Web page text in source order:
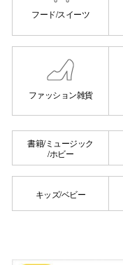
フード/スイーツ
ファッション雑貨
書籍/ミュージック
/ホビー
キッズ/ベビー